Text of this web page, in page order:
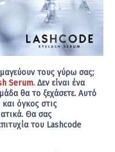
τους γύρω σας;
Serum. Δεν είναι ένα
θα το ξεχάσετε. Αυτό
και όγκος στις
Θα σας
του Lashcode